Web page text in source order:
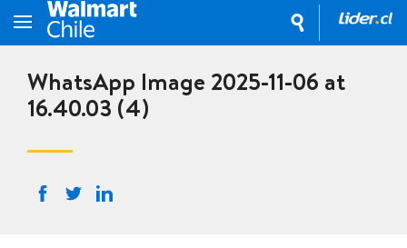
WhatsApp Image 2025-11-06 at
16.40.03 (4)